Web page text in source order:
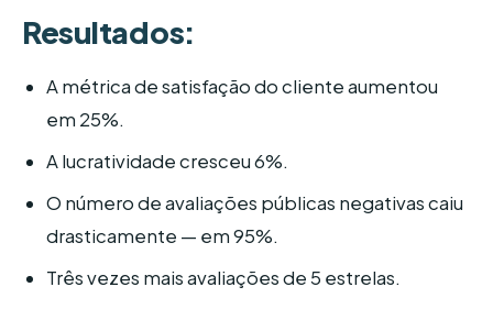
Resultados:
A métrica de satisfação do cliente aumentou
em 25%.
A lucratividade cresceu 6%.
O número de avaliações públicas negativas caiu
drasticamente — em 95%.
Três vezes mais avaliações de 5 estrelas.